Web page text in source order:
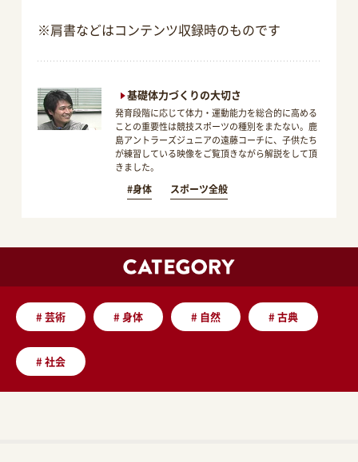
※肩書などはコンテンツ収録時のものです
基礎体力づくりの大切さ
発育段階に応じて体力・運動能力を総合的に高める
ことの重要性は競技スポーツの種別をまたない。鹿
島アントラーズジュニアの遠藤コーチに、子供たち
が練習している映像をご覧頂きながら解説をして頂
きました。
#身体 スポーツ全般
#芸術 #身体 # 自然 #古典
#社会